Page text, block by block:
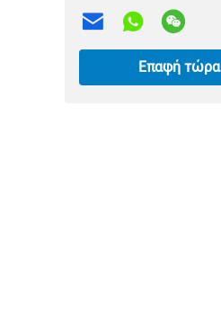
Επαφή τώρα